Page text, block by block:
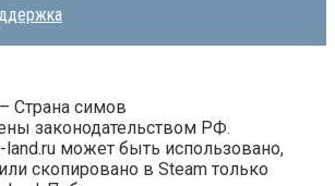
Страна симов
законодательством РФ.
может быть использовано,
скопировано в Steam только